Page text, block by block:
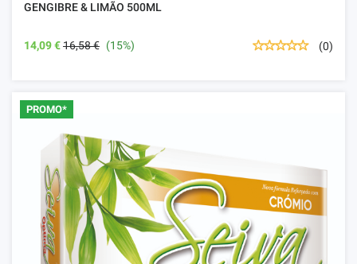
GENGIBRE & LIMÃO 500ML
14,09 €16,58 € (15%) (0)
PROMO*